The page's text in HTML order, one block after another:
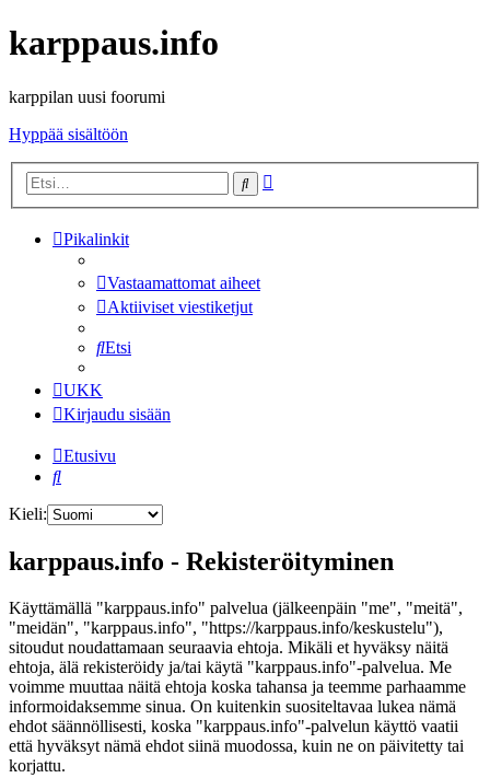
karppaus.info
karppilan uusi foorumi
Hyppää sisältöön
Etsi
Pikalinkit
Vastaamattomat aiheet
Aktiiviset viestiketjut
Etsi
UKK
Kirjaudu sisään
Etusivu
Etsi
Kieli:
karppaus.info - Rekisteröityminen
Käyttämällä "karppaus.info" palvelua (jälkeenpäin "me", "meitä",
"meidän", "karppaus.info", "https://karppaus.info/keskustelu"),
sitoudut noudattamaan seuraavia ehtoja. Mikäli et hyväksy näitä
ehtoja, älä rekisteröidy ja/tai käytä "karppaus.info"-palvelua. Me
voimme muuttaa näitä ehtoja koska tahansa ja teemme parhaamme
informoidaksemme sinua. On kuitenkin suositeltavaa lukea nämä
ehdot säännöllisesti, koska "karppaus.info"-palvelun käyttö vaatii
että hyväksyt nämä ehdot siinä muodossa, kuin ne on päivitetty tai
korjattu.